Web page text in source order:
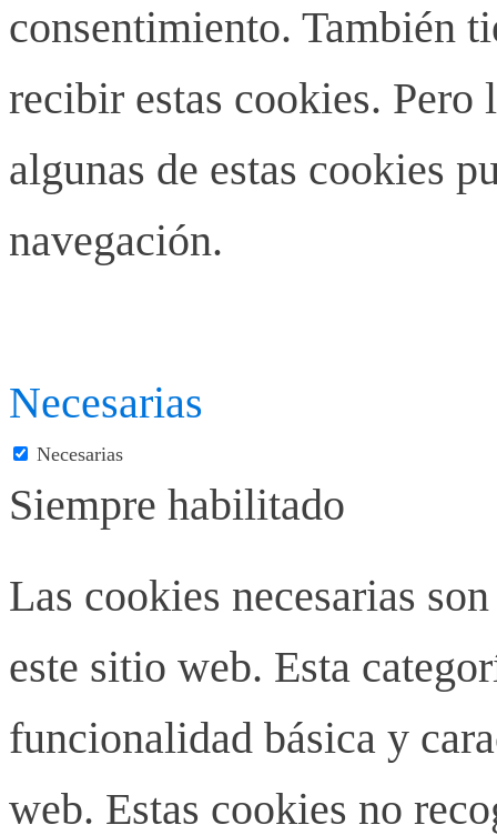
consentimiento. También
recibir estas cookies.
algunas de estas cookies
navegación.
Necesarias
Necesarias
Siempre habilitado
Las cookies necesarias
este sitio web. Esta
funcionalidad básica y
web. Estas cookies no